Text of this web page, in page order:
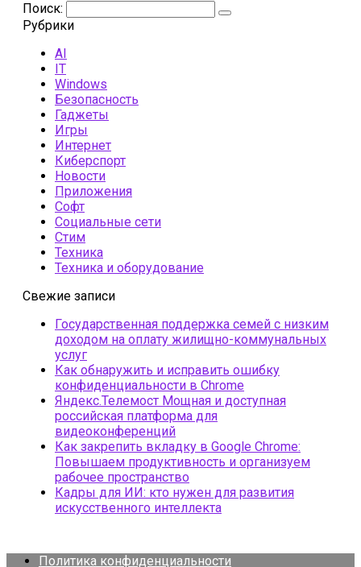
Поиск:
Рубрики
AI
IT
Windows
Безопасность
Гаджеты
Игры
Интернет
Киберспорт
Новости
Приложения
Софт
Социальные сети
Стим
Техника
Техника и оборудование
Свежие записи
Государственная поддержка семей с низким
доходом на оплату жилищно-коммунальных
услуг
Как обнаружить и исправить ошибку
конфиденциальности в Chrome
Яндекс.Телемост Мощная и доступная
российская платформа для
видеоконференций
Как закрепить вкладку в Google Chrome:
Повышаем продуктивность и организуем
рабочее пространство
Кадры для ИИ: кто нужен для развития
искусственного интеллекта
Политика конфиденциальности